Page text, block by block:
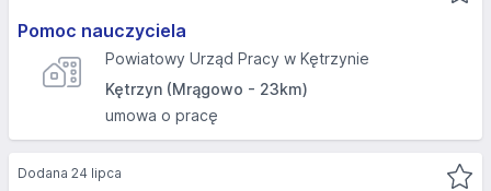
Pomoc nauczyciela
Powiatowy Urząd Pracy w Kętrzynie
Kętrzyn (Mrągowo - 23km)
umowa o pracę
Dodana 24 lipca